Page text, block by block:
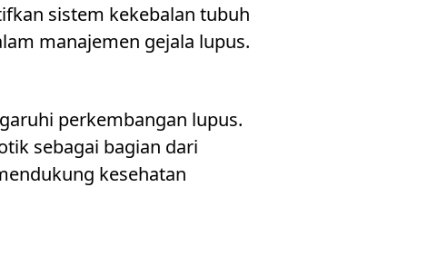
sistem kekebalan tubuh
manajemen gejala lupus.
perkembangan lupus.
sebagai bagian dari
kesehatan